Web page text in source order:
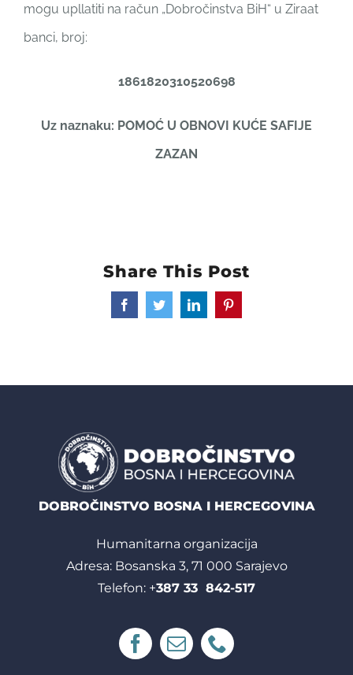
mogu upllatiti na račun „Dobročinstva BiH“ u Ziraat
banci, broj:
1861820310520698
Uz naznaku: POMOĆ U OBNOVI KUĆE SAFIJE
ZAZAN
Share This Post
FacebookTwitterLinkedInPinterest
DOBROČINSTVO BOSNA I HERCEGOVINA
Humanitarna organizacija
Adresa: Bosanska 3, 71 000 Sarajevo
Telefon: +387 33 842-517